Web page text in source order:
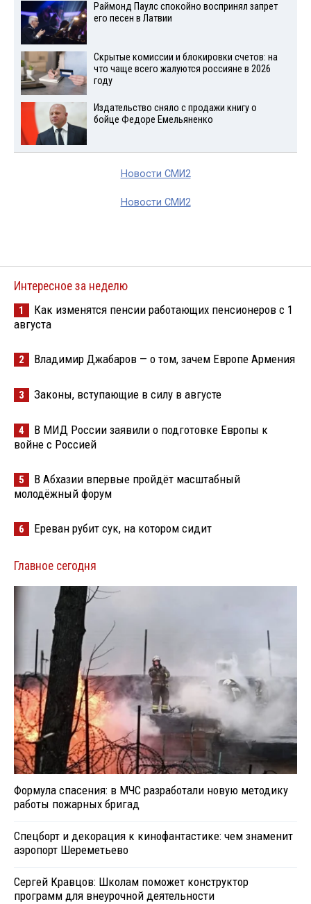
Раймонд Паулс спокойно воспринял запрет
его песен в Латвии
Скрытые комиссии и блокировки счетов: на
что чаще всего жалуются россияне в 2026
году
Издательство сняло с продажи книгу о
бойце Федоре Емельяненко
Новости СМИ2
Новости СМИ2
Интересное за неделю
1
Как изменятся пенсии работающих пенсионеров с 1
августа
2 Владимир Джабаров — о том, зачем Европе Армения
3 Законы, вступающие в силу в августе
4
В МИД России заявили о подготовке Европы к
войне с Россией
5
В Абхазии впервые пройдёт масштабный
молодёжный форум
6 Ереван рубит сук, на котором сидит
Главное сегодня
Формула спасения: в МЧС разработали новую методику
работы пожарных бригад
Спецборт и декорация к кинофантастике: чем знаменит
аэропорт Шереметьево
Сергей Кравцов: Школам поможет конструктор
программ для внеурочной деятельности